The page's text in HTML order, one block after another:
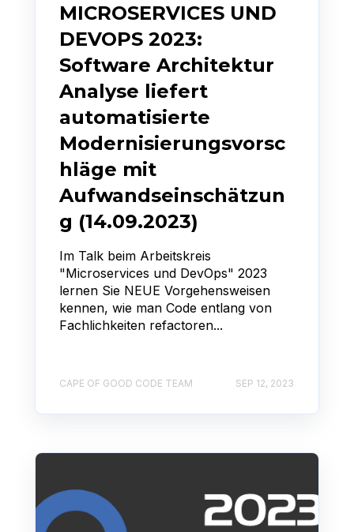
MICROSERVICES UND
DEVOPS 2023:
Software Architektur
Analyse liefert
automatisierte
Modernisierungsvorsc
hläge mit
Aufwandseinschätzun
g (14.09.2023)
Im Talk beim Arbeitskreis
"Microservices und DevOps" 2023
lernen Sie NEUE Vorgehensweisen
kennen, wie man Code entlang von
Fachlichkeiten refactoren...
CAPE OF GOOD CODE TEAM SEP 12, 2023